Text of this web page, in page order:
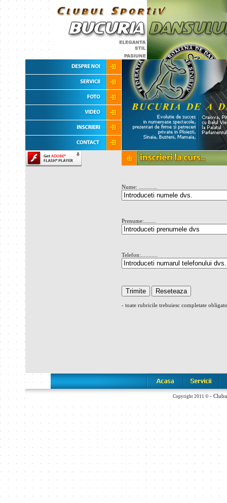
Nume: ............
Prenume:........
Telefon:...........
- toate rubricile trebuiesc completate
Copyright 2011 © -